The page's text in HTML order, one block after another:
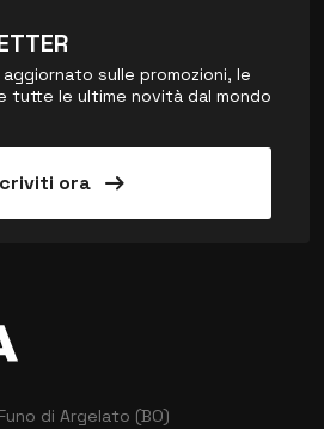
sulle promozioni, le
tutte le ultime novità dal mondo
ora arrow_right_alt
di Argelato (BO)